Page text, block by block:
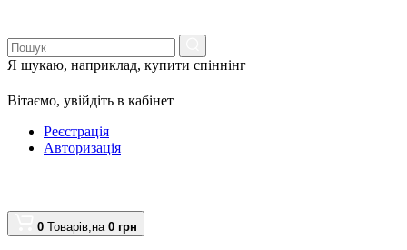
Я шукаю, наприклад, купити спіннінг
Вітаємо, увійдіть в кабінет
Реєстрація
Авторизація
0 Товарів,на 0 грн